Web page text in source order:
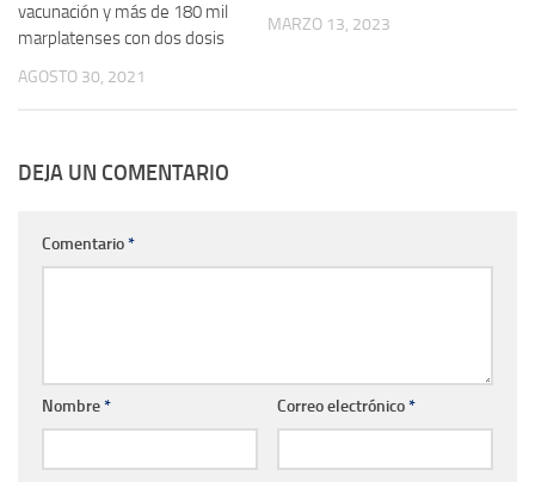
vacunación y más de 180 mil
marplatenses con dos dosis
AGOSTO 30, 2021
MARZO 13, 2023
DEJA UN COMENTARIO
Comentario*
Nombre* Correo electrónico*